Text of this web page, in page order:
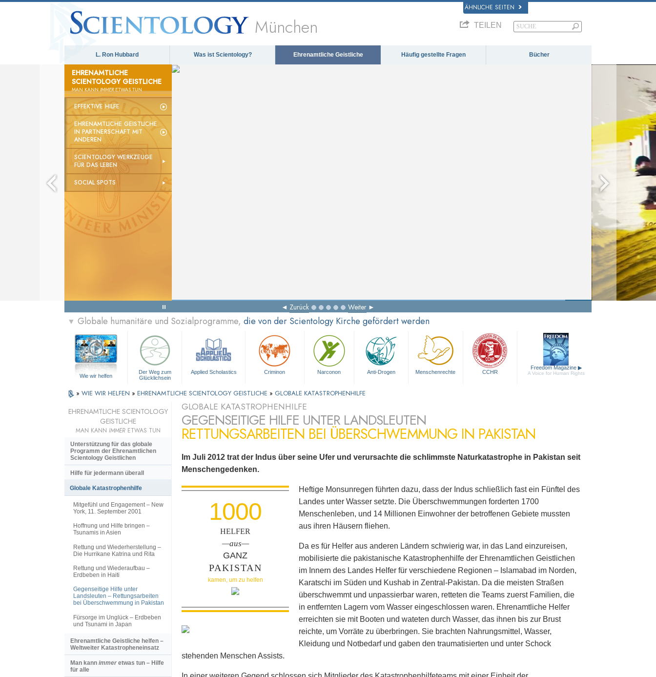
ÄHNLICHE SEITEN
München TEILEN
L. Ron Hubbard Was ist Scientology? Ehrenamtliche Geistliche Häufig gestellte Fragen Bücher
EHRENAMTLICHE
SCIENTOLOGY GEISTLICHE
MAN KANNIMMERETWAS TUN
EFFEKTIVE HILFE
EHRENAMTLICHE GEISTLICHE
IN PARTNERSCHAFT MIT
ANDEREN
SCIENTOLOGY WERKZEUGE
FÜR DAS LEBEN
SOCIAL SPOTS
Zurück Weiter
▼ Globale humanitäre und Sozialprogramme, die von der Scientology Kirche gefördert werden
Wie wir helfen
Der Weg zum
Glücklichsein
Applied Scholastics Criminon Narconon Anti-Drogen Menschenrechte CCHR
Freedom Magazine ▶
A Voice for Human Rights
» WIE WIR HELFEN » EHRENAMTLICHE SCIENTOLOGY GEISTLICHE » GLOBALE KATASTROPHENHILFE
GLOBALE KATASTROPHENHILFE
GEGENSEITIGE HILFE UNTER LANDSLEUTEN
RETTUNGSARBEITEN BEI ÜBERSCHWEMMUNG IN PAKISTAN
Im Juli 2012 trat der Indus über seine Ufer und verursachte die schlimmste Naturkatastrophe in Pakistan seit
Menschengedenken.
1000
HELFER
—aus—
GANZ
PAKISTAN
kamen, um zu helfen
Heftige Monsunregen führten dazu, dass der Indus schließlich fast ein Fünftel des
Landes unter Wasser setzte. Die Überschwemmungen forderten 1700
Menschenleben, und 14 Millionen Einwohner der betroffenen Gebiete mussten
aus ihren Häusern fliehen.
Da es für Helfer aus anderen Ländern schwierig war, in das Land einzureisen,
mobilisierte die pakistanische Katastrophenhilfe der Ehrenamtlichen Geistlichen
im Innern des Landes Helfer für verschiedene Regionen – Islamabad im Norden,
Karatschi im Süden und Kushab in Zentral-Pakistan. Da die meisten Straßen
überschwemmt und unpassierbar waren, retteten die Teams zuerst Familien, die
in entfernten Lagern vom Wasser eingeschlossen waren. Ehrenamtliche Helfer
erreichten sie mit Booten und wateten durch Wasser, das ihnen bis zur Brust
reichte, um Vorräte zu überbringen. Sie brachten Nahrungsmittel, Wasser,
Kleidung und Notbedarf und gaben den traumatisierten und unter Schock
stehenden Menschen Assists.
EHRENAMTLICHE SCIENTOLOGY
GEISTLICHE
MAN KANN IMMERETWAS TUN
Unterstützung für das globale
Programm der Ehrenamtlichen
Scientology Geistlichen
Hilfe für jedermann überall
Globale Katastrophenhilfe
Mitgefühl und Engagement – New
York, 11. September 2001
Hoffnung und Hilfe bringen –
Tsunamis in Asien
Rettung und Wiederherstellung –
Die Hurrikane Katrina und Rita
Rettung und Wiederaufbau –
Erdbeben in Haiti
Gegenseitige Hilfe unter
Landsleuten – Rettungsarbeiten
bei Überschwemmung in Pakistan
Fürsorge im Unglück – Erdbeben
und Tsunami in Japan
Ehrenamtliche Geistliche helfen –
Weltweiter Katastropheneinsatz
Man kann immer etwas tun – Hilfe
für alle